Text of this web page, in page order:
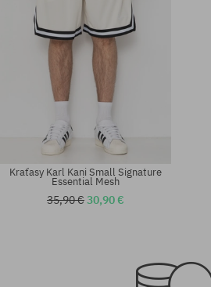
Kraťasy Karl Kani Small Signature
Essential Mesh
35,90 €30,90 €